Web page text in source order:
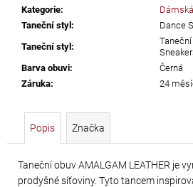
Kategorie:
Taneční styl:
Dance
Taneční styl:
Barva obuvi:
Černá
Záruka: 24
Popis Značka
Taneční obuv AMALGAM LEATHER je
prodyšné síťoviny. Tyto tancem
17X28MM
CRYSTAL
56